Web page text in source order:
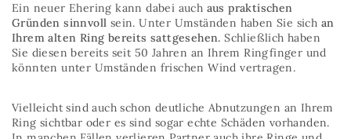
Ein neuer Ehering kann dabei auch aus praktischen
Gründen sinnvoll sein. Unter Umständen haben Sie sich an
Ihrem alten Ring bereits sattgesehen. Schließlich haben
Sie diesen bereits seit 50 Jahren an Ihrem Ringfinger und
könnten unter Umständen frischen Wind vertragen.
Vielleicht sind auch schon deutliche Abnutzungen an Ihrem
Ring sichtbar oder es sind sogar echte Schäden vorhanden.